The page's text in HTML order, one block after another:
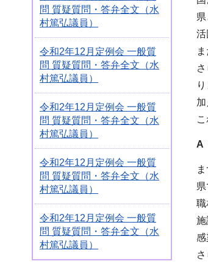
問 質疑質問・答弁全文（水
村篤弘議員）
令和2年12月定例会 一般質
問 質疑質問・答弁全文（水
村篤弘議員）
令和2年12月定例会 一般質
問 質疑質問・答弁全文（水
村篤弘議員）
令和2年12月定例会 一般質
問 質疑質問・答弁全文（水
村篤弘議員）
令和2年12月定例会 一般質
問 質疑質問・答弁全文（水
村篤弘議員）
活
り
A
職
施
感